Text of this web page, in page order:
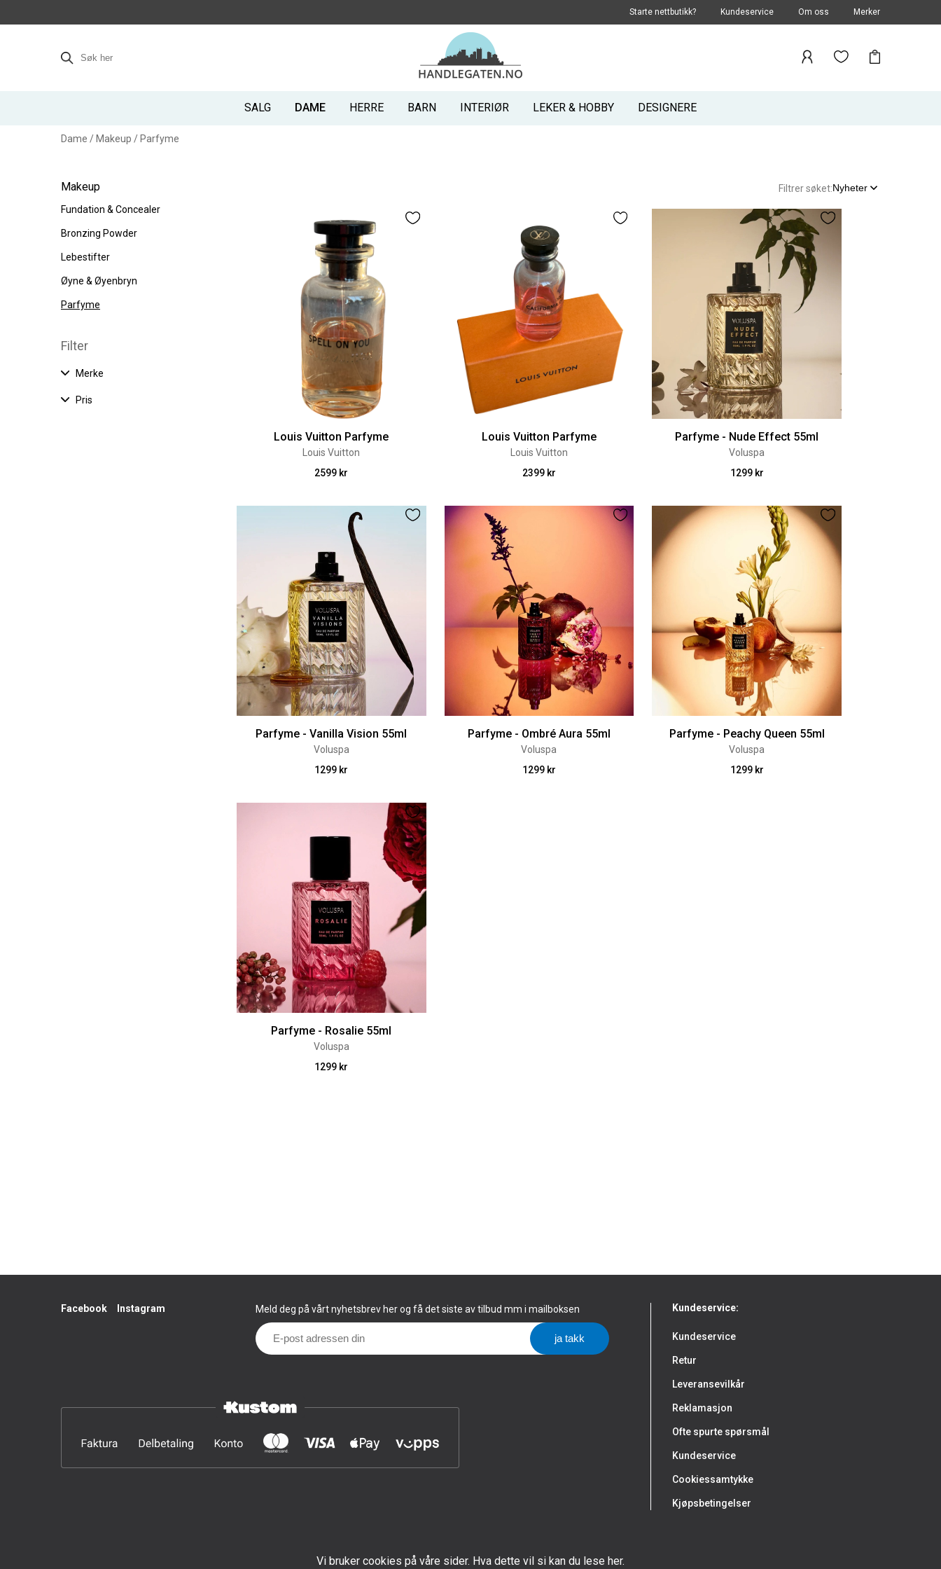
Starte nettbutikk? Kundeservice Om oss Merker
SALG DAME HERRE BARN INTERIØR LEKER & HOBBY DESIGNERE
Dame / Makeup / Parfyme
Makeup
Fundation & Concealer
Bronzing Powder
Lebestifter
Øyne & Øyenbryn
Parfyme
Filter
Merke
Pris
Filtrer søket:Nyheter
Louis Vuitton Parfyme
Louis Vuitton
2599 kr
Louis Vuitton Parfyme
Louis Vuitton
2399 kr
Parfyme - Nude Effect 55ml
Voluspa
1299 kr
Parfyme - Vanilla Vision 55ml
Voluspa
1299 kr
Parfyme - Ombré Aura 55ml
Voluspa
1299 kr
Parfyme - Peachy Queen 55ml
Voluspa
1299 kr
Parfyme - Rosalie 55ml
Voluspa
1299 kr
Facebook Instagram Meld deg på vårt nyhetsbrev her og få det siste av tilbud mm i mailboksen Kundeservice:
Kundeservice
Retur
Leveransevilkår
Reklamasjon
Ofte spurte spørsmål
Kundeservice
Cookiessamtykke
Kjøpsbetingelser
Vi bruker cookies på våre sider. Hva dette vil si kan du lese her.